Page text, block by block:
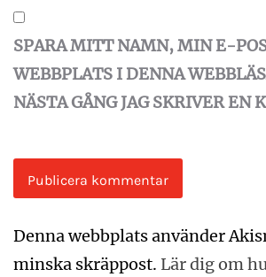
SPARA MITT NAMN, MIN E-
WEBBPLATS I DENNA
NÄSTA GÅNG JAG SKRIVER EN
Denna webbplats använder
minska skräppost. Lär dig om